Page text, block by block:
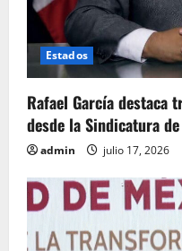
Estados
Rafael García destaca
desde la Sindicatura de
admin julio 17, 2026